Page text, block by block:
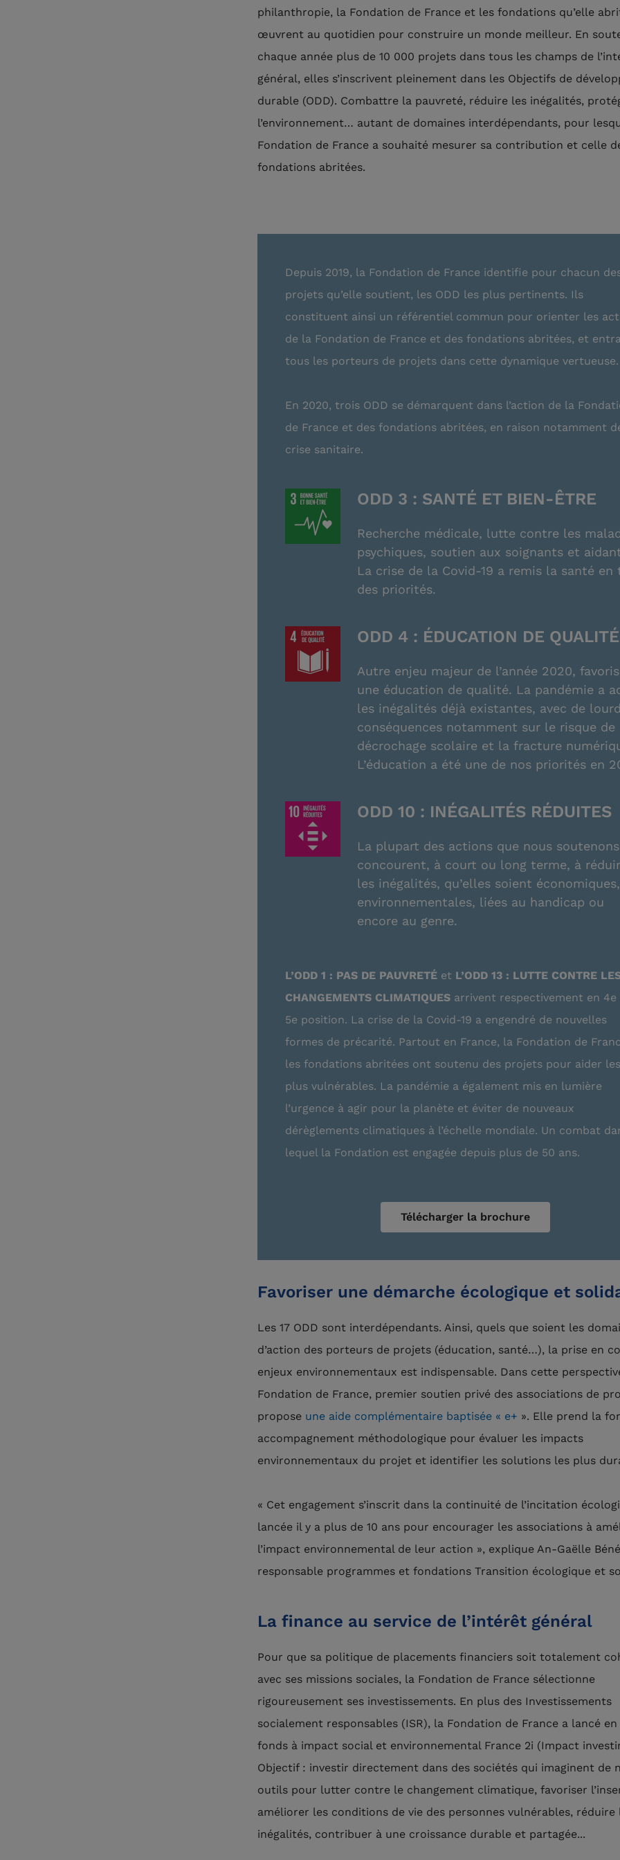
philanthropie, la Fondation de France et les fondations qu’elle
œuvrent au quotidien pour construire un monde meilleur. En
chaque année plus de 10 000 projets dans tous les champs de
général, elles s’inscrivent pleinement dans les Objectifs de
durable (ODD). Combattre la pauvreté, réduire les inégalités,
l’environnement… autant de domaines interdépendants, pour
Fondation de France a souhaité mesurer sa contribution et celle
fondations abritées.
Depuis 2019, la Fondation de France identifie pour chacun
projets qu’elle soutient, les ODD les plus pertinents. Ils
constituent ainsi un référentiel commun pour orienter les
de la Fondation de France et des fondations abritées, et
tous les porteurs de projets dans cette dynamique vertueuse.
En 2020, trois ODD se démarquent dans l’action de la
de France et des fondations abritées, en raison notamment
crise sanitaire.
ODD 3 : SANTÉ ET BIEN-ÊTRE
Recherche médicale, lutte contre les
psychiques, soutien aux soignants et
La crise de la Covid-19 a remis la santé en
des priorités.
ODD 4 : ÉDUCATION DE QUALITÉ
Autre enjeu majeur de l’année 2020,
une éducation de qualité. La pandémie a
les inégalités déjà existantes, avec de
conséquences notamment sur le risque de
décrochage scolaire et la fracture
L’éducation a été une de nos priorités en
ODD 10 : INÉGALITÉS RÉDUITES
La plupart des actions que nous soutenons
concourent, à court ou long terme, à
les inégalités, qu’elles soient économiques,
environnementales, liées au handicap ou
encore au genre.
L’ODD 1 : PAS DE PAUVRETÉ et L’ODD 13 : LUTTE CONTRE
CHANGEMENTS CLIMATIQUES arrivent respectivement en 4e
5e position. La crise de la Covid-19 a engendré de nouvelles
formes de précarité. Partout en France, la Fondation de
les fondations abritées ont soutenu des projets pour aider les
plus vulnérables. La pandémie a également mis en lumière
l’urgence à agir pour la planète et éviter de nouveaux
dérèglements climatiques à l’échelle mondiale. Un combat
lequel la Fondation est engagée depuis plus de 50 ans.
Télécharger la brochure
Favoriser une démarche écologique et
Les 17 ODD sont interdépendants. Ainsi, quels que soient les
d’action des porteurs de projets (éducation, santé…), la prise en
enjeux environnementaux est indispensable. Dans cette
Fondation de France, premier soutien privé des associations de
propose une aide complémentaire baptisée « e+ ». Elle prend la
accompagnement méthodologique pour évaluer les impacts
environnementaux du projet et identifier les solutions les plus
« Cet engagement s’inscrit dans la continuité de l’incitation
lancée il y a plus de 10 ans pour encourager les associations à
l’impact environnemental de leur action », explique An-Gaëlle
responsable programmes et fondations Transition écologique et
La finance au service de l’intérêt général
Pour que sa politique de placements financiers soit totalement
avec ses missions sociales, la Fondation de France sélectionne
rigoureusement ses investissements. En plus des Investissements
socialement responsables (ISR), la Fondation de France a lancé en
fonds à impact social et environnemental France 2i (Impact
Objectif : investir directement dans des sociétés qui imaginent de
outils pour lutter contre le changement climatique, favoriser
améliorer les conditions de vie des personnes vulnérables, réduire
inégalités, contribuer à une croissance durable et partagée...